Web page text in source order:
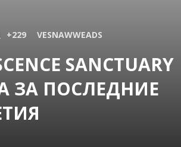
+229 VESNAWWEADS
SANCTUARY
ЗА ПОСЛЕДНИЕ